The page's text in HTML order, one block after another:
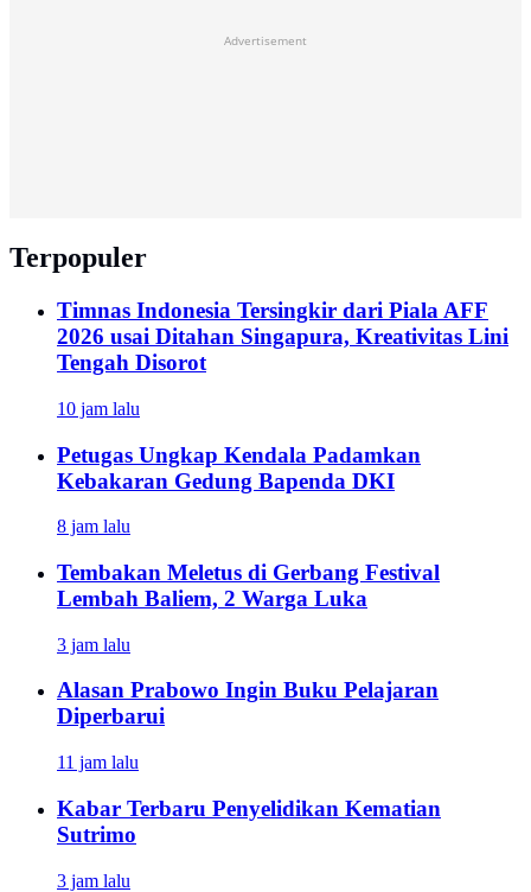
Advertisement
Terpopuler
Timnas Indonesia Tersingkir dari Piala AFF
2026 usai Ditahan Singapura, Kreativitas Lini
Tengah Disorot
10 jam lalu
Petugas Ungkap Kendala Padamkan
Kebakaran Gedung Bapenda DKI
8 jam lalu
Tembakan Meletus di Gerbang Festival
Lembah Baliem, 2 Warga Luka
3 jam lalu
Alasan Prabowo Ingin Buku Pelajaran
Diperbarui
11 jam lalu
Kabar Terbaru Penyelidikan Kematian
Sutrimo
3 jam lalu